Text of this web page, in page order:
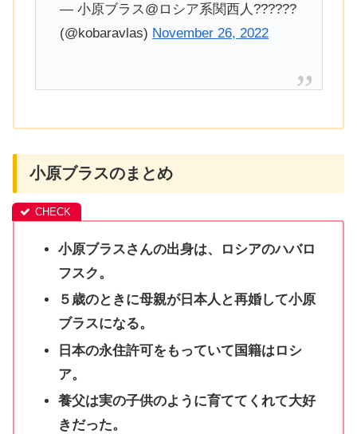
— 小原ブラス@ロシア系関西人??????
(@kobaravlas) November 26, 2022
小原ブラスのまとめ
小原ブラスさんの出身は、ロシアのハバロ
フスク。
５歳のときに母親が日本人と再婚して小原
ブラスになる。
日本の永住許可をもっていて国籍はロシ
ア。
養父は実の子供のように育ててくれて大好
きだった。